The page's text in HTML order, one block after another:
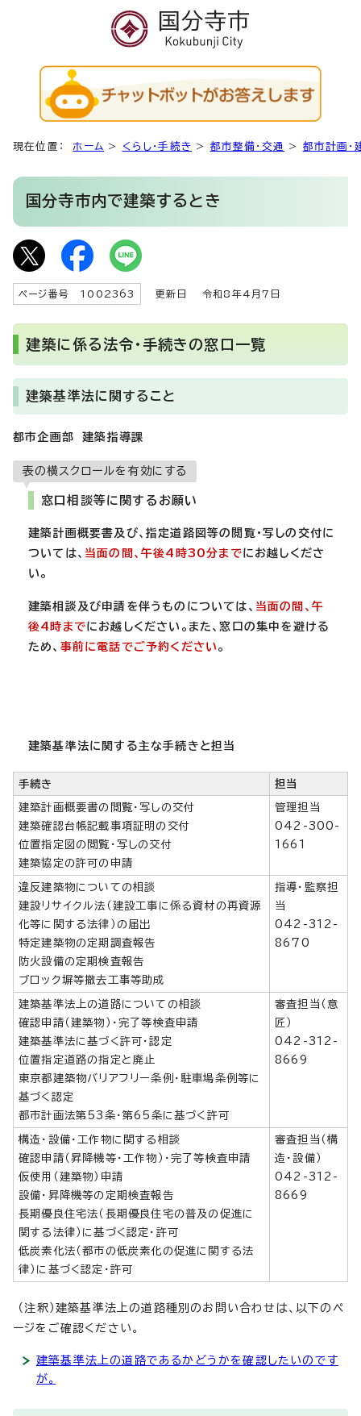
現在位置： ホーム > くらし・手続き > 都市整備・交通 > 都市計画・
国分寺市内で建築するとき
ページ番号 1002363 更新日 令和8年4月7日
建築に係る法令・手続きの窓口一覧
建築基準法に関すること
都市企画部 建築指導課
表の横スクロールを有効にする
窓口相談等に関するお願い
建築計画概要書及び、指定道路図等の閲覧・写しの交付に
ついては、 当面の間、午後4時30分までにお越しくださ
い。
建築相談及び申請を伴うものについては、 当面の間、午
後4時までにお越しください。また、窓口の集中を避ける
ため、 事前に電話でご予約ください 。
建築基準法に関する主な手続きと担当
手続き 担当
建築計画概要書の閲覧・写しの交付
建築確認台帳記載事項証明の交付
位置指定図の閲覧・写しの交付
建築協定の許可の申請
管理担当
042-300-
1661
違反建築物についての相談
建設リサイクル法（建設工事に係る資材の再資源
化等に関する法律）の届出
特定建築物の定期調査報告
防火設備の定期検査報告
ブロック塀等撤去工事等助成
指導・監察担
当
042-312-
8670
建築基準法上の道路についての相談
確認申請（建築物）・完了等検査申請
建築基準法に基づく許可・認定
位置指定道路の指定と廃止
東京都建築物バリアフリー条例・駐車場条例等に
基づく認定
都市計画法第53条・第65条に基づく許可
審査担当（意
匠）
042-312-
8669
構造・設備・工作物に関する相談
確認申請（昇降機等・工作物）・完了等検査申請
仮使用（建築物）申請
設備・昇降機等の定期検査報告
長期優良住宅法（長期優良住宅の普及の促進に
関する法律）に基づく認定・許可
低炭素化法（都市の低炭素化の促進に関する法
律）に基づく認定・許可
審査担当（構
造・設備）
042-312-
8669
（注釈）建築基準法上の道路種別のお問い合わせは、以下のペ
ージをご確認ください。
建築基準法上の道路であるかどうかを確認したいのです
が。